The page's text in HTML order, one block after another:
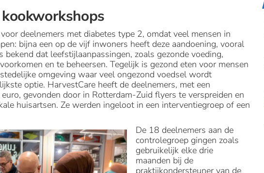
deelnemers met diabetes type 2, omdat veel mensen in
bijna een op de vijf inwoners heeft deze aandoening, vooral
dat leefstijlaanpassingen, zoals gezonde voeding,
en te beheersen. Tegelijk is gezond eten voor mensen
omgeving waar veel ongezond voedsel wordt
optie. HarvestCare heeft de deelnemers, met een
gevonden door in Rotterdam-Zuid flyers te verspreiden en
huisartsen. Ze werden ingeloot in een interventiegroep of een
De 18 deelnemers aan de
controlegroep gingen zoals
gebruikelijk elke drie
maanden bij de